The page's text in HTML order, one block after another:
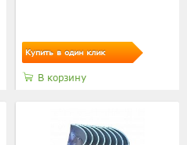
Купить в один клик
В корзину